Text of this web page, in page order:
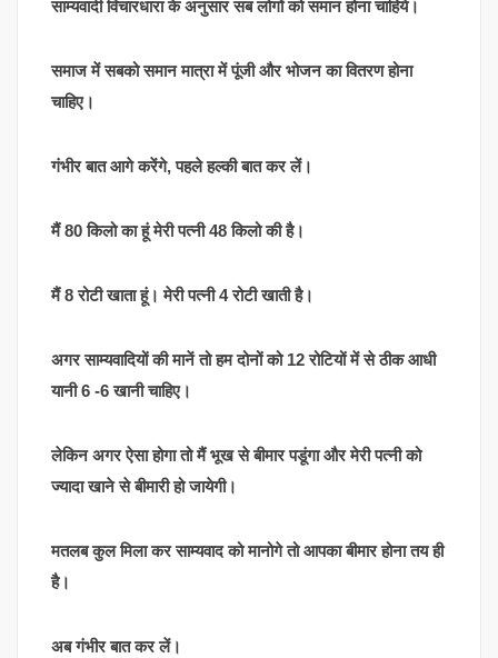
साम्यवादी विचारधारा के अनुसार सब लोगों को समान होना चाहिये।
समाज में सबको समान मात्रा में पूंजी और भोजन का वितरण होना
चाहिए।
गंभीर बात आगे करेंगे, पहले हल्की बात कर लें।
मैं 80 किलो का हूं मेरी पत्नी 48 किलो की है।
मैं 8 रोटी खाता हूं। मेरी पत्नी 4 रोटी खाती है।
अगर साम्यवादियों की मानें तो हम दोनों को 12 रोटियों में से ठीक आधी
यानी 6 -6 खानी चाहिए।
लेकिन अगर ऐसा होगा तो मैं भूख से बीमार पडूंगा और मेरी पत्नी को
ज्यादा खाने से बीमारी हो जायेगी।
मतलब कुल मिला कर साम्यवाद को मानोगे तो आपका बीमार होना तय ही
है।
अब गंभीर बात कर लें।